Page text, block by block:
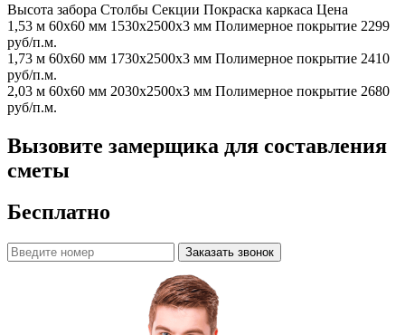
Высота забора Столбы Секции Покраска каркаса Цена
1,53 м 60х60 мм 1530x2500x3 мм Полимерное покрытие 2299
руб/п.м.
1,73 м 60х60 мм 1730x2500x3 мм Полимерное покрытие 2410
руб/п.м.
2,03 м 60х60 мм 2030x2500x3 мм Полимерное покрытие 2680
руб/п.м.
Вызовите замерщика для составления
сметы
Бесплатно
Заказать звонок